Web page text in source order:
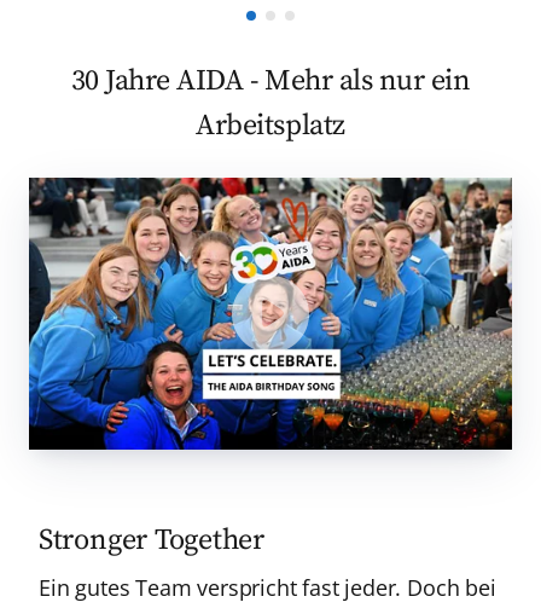
Jobs im AIDA Kundencenter
Praktikum & Werkstudententätigkeit
Zurücksetzen Anwenden
30 Jahre AIDA - Mehr als nur ein
Arbeitsplatz
Stronger Together
Ein gutes Team verspricht fast jeder. Doch bei